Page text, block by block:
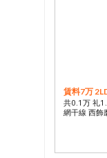
賃料7万
共0.1万 礼
網干線 西飾